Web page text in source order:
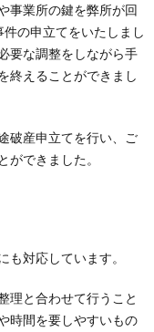
事業所の鍵を弊所が回
の申立てをいたしまし
要な調整をしながら手
終えることができまし
破産申立てを行い、ご
できました。
対応しています。
理と合わせて行うこと
時間を要しやすいもの